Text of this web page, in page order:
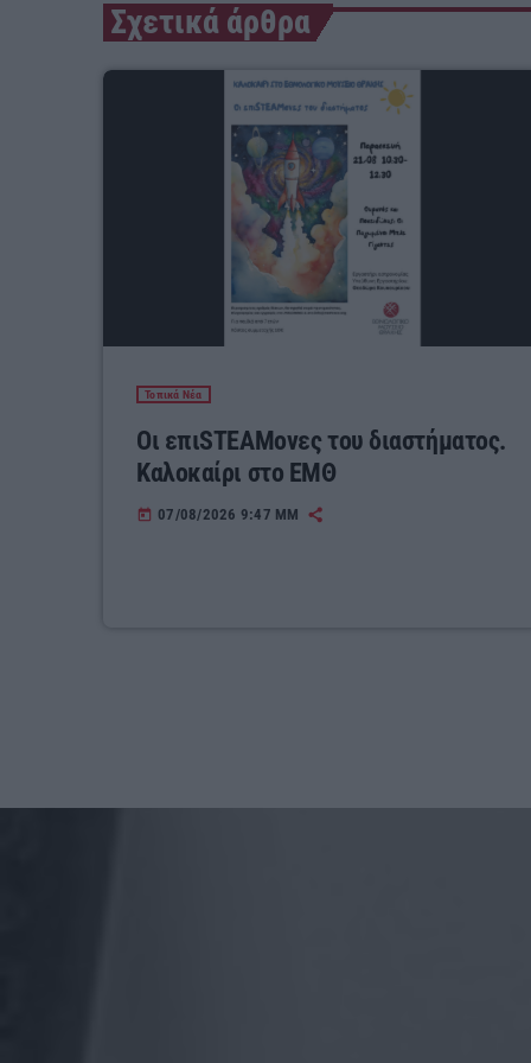
Σχετικά άρθρα
Τοπικά Νέα
Οι επιSTEAMονες του διαστήματος.
Καλοκαίρι στο ΕΜΘ
today 07/08/2026 9:47 ΜΜ